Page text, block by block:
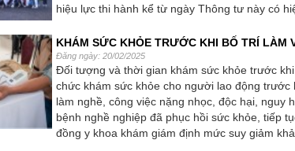
hiệu lực thi hành kể từ ngày Thông tư này có
KHÁM SỨC KHỎE TRƯỚC KHI BỐ TRÍ LÀM
Đăng ngày: 20/02/2025
Đối tượng và thời gian khám sức khỏe trước
chức khám sức khỏe cho người lao động
làm nghề, công việc nặng nhọc, độc hại, nguy
bệnh nghề nghiệp đã phục hồi sức khỏe, tiếp
đồng y khoa khám giám định mức suy giảm